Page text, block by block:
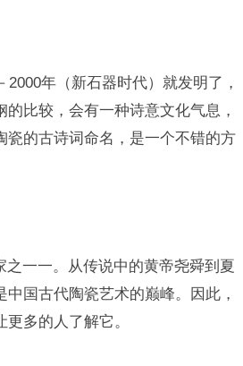
年（新石器时代）就发明了，
比较，会有一种诗意文化气息，
瓷的古诗词命名，是一个不错的方
一一。从传说中的黄帝尧舜到夏
国古代陶瓷艺术的巅峰。因此，
多的人了解它。